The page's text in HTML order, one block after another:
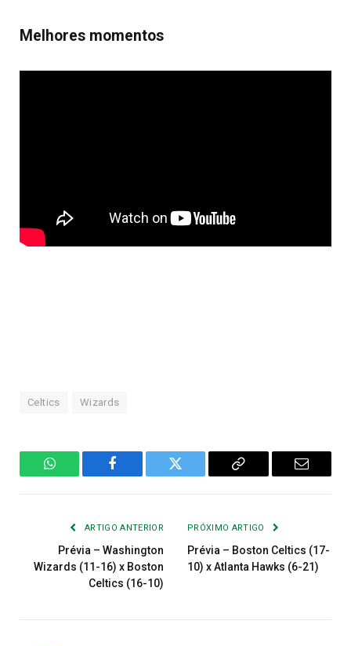
Melhores momentos
Celtics Wizards
WhatsAppFacebook Twitter
Copiar
E-
ARTIGO ANTERIOR
Prévia – Washington
Wizards (11-16) x Boston
Celtics (16-10)
PRÓXIMO ARTIGO
Prévia – Boston Celtics (17-
10) x Atlanta Hawks (6-21)